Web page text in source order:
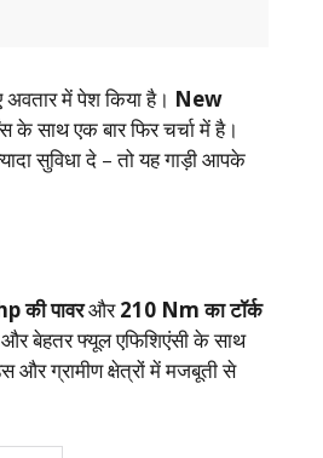
में पेश किया है। New
साथ एक बार फिर चर्चा में है।
सुविधा दे – तो यह गाड़ी आपके
की पावरऔर210 Nm का टॉर्क
बेहतर फ्यूल एफिशिएंसी के साथ
ग्रामीण क्षेत्रों में मजबूती से